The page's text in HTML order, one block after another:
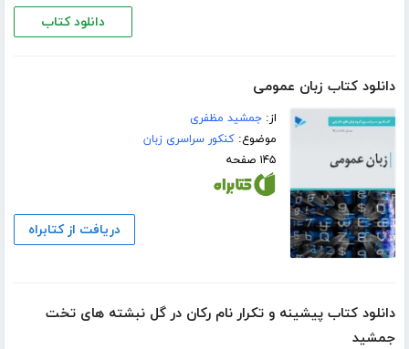
دانلود کتاب
دانلود کتاب زبان عمومی
از:جمشید مظفری
موضوع:کنکور سراسری زبان
۱۴۵ صفحه
دریافت از کتابراه
دانلود کتاب پیشینه و تکرار نام رکان در گل نبشته های تخت
جمشید